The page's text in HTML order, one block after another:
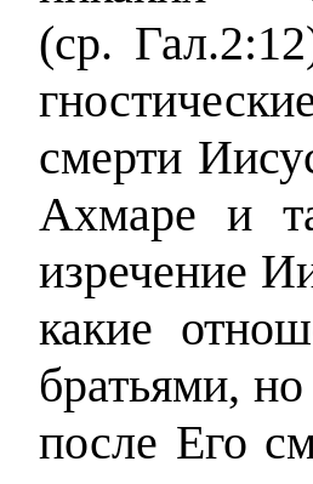
(ср.
смерти
Ахмаре и
изречение
какие
братьями,
после Его